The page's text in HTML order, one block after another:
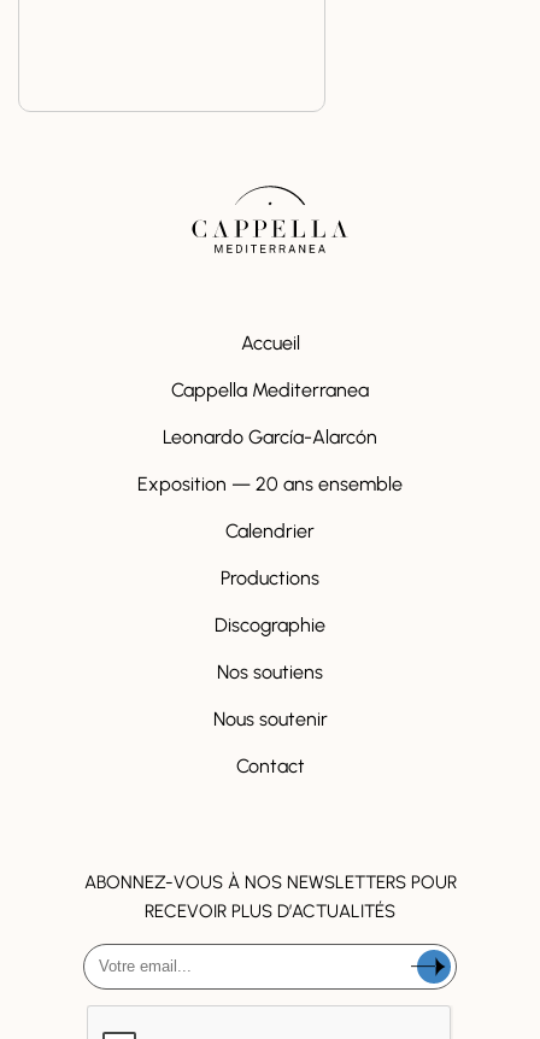
Accueil
Cappella Mediterranea
Leonardo García-Alarcón
Exposition — 20 ans ensemble
Calendrier
Productions
Discographie
Nos soutiens
Nous soutenir
Contact
ABONNEZ-VOUS À NOS NEWSLETTERS POUR
RECEVOIR PLUS D’ACTUALITÉS